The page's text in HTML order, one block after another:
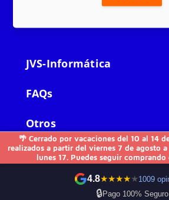
🌴 Cerrado por vacaciones del 10 al 14
realizados a partir del viernes 7 de agosto
lunes 17. Puedes seguir
4.8★★★★★1009
🔒Pago 100% Seguro
JVS-Informática
FAQs
Otros
Contacto